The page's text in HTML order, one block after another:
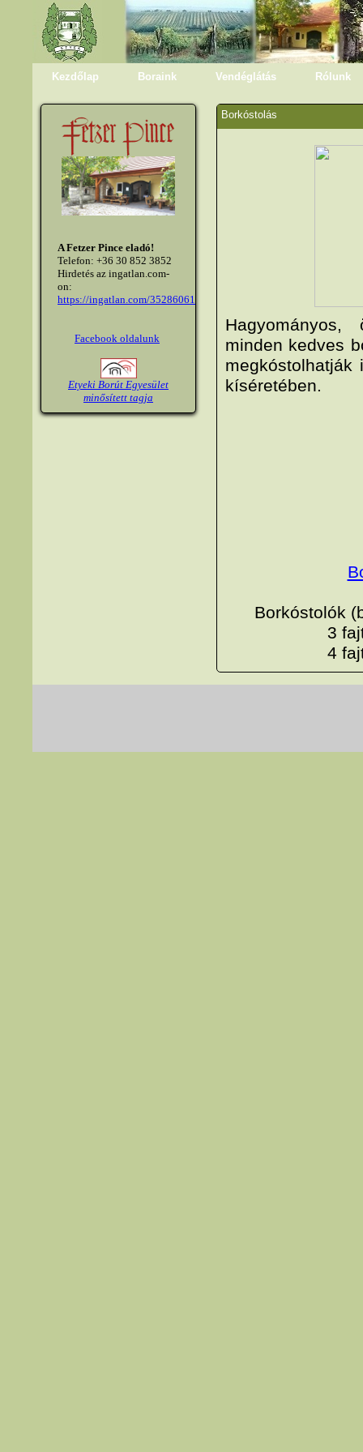
Kezdőlap Boraink Vendéglátás Rólunk
A Fetzer Pince eladó!
Telefon: +36 30 852 3852
Hirdetés az ingatlan.com-
on:
https://ingatlan.com/35286061
Facebook oldalunk
Etyeki Borút Egyesület
minősített tagja
Borkóstolás
Hagyományos,
minden kedves
megkóstolhatják
kíséretében.
Borkóstolók
3 fajta
4 fajta